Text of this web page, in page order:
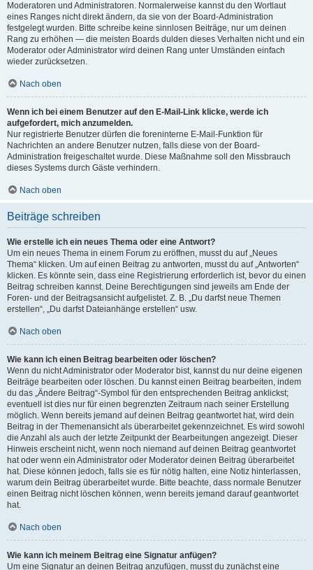
Moderatoren und Administratoren. Normalerweise kannst du den Wortlaut
eines Ranges nicht direkt ändern, da sie von der Board-Administration
festgelegt wurden. Bitte schreibe keine sinnlosen Beiträge, nur um deinen
Rang zu erhöhen — die meisten Boards dulden dieses Verhalten nicht und ein
Moderator oder Administrator wird deinen Rang unter Umständen einfach
wieder zurücksetzen.
Nach oben
Wenn ich bei einem Benutzer auf den E-Mail-Link klicke, werde ich
aufgefordert, mich anzumelden.
Nur registrierte Benutzer dürfen die foreninterne E-Mail-Funktion für
Nachrichten an andere Benutzer nutzen, falls diese von der Board-
Administration freigeschaltet wurde. Diese Maßnahme soll den Missbrauch
dieses Systems durch Gäste verhindern.
Nach oben
Beiträge schreiben
Wie erstelle ich ein neues Thema oder eine Antwort?
Um ein neues Thema in einem Forum zu eröffnen, musst du auf „Neues
Thema“ klicken. Um auf einen Beitrag zu antworten, musst du auf „Antworten“
klicken. Es könnte sein, dass eine Registrierung erforderlich ist, bevor du einen
Beitrag schreiben kannst. Deine Berechtigungen sind jeweils am Ende der
Foren- und der Beitragsansicht aufgelistet. Z. B. „Du darfst neue Themen
erstellen“, „Du darfst Dateianhänge erstellen“ usw.
Nach oben
Wie kann ich einen Beitrag bearbeiten oder löschen?
Wenn du nicht Administrator oder Moderator bist, kannst du nur deine eigenen
Beiträge bearbeiten oder löschen. Du kannst einen Beitrag bearbeiten, indem
du das „Ändere Beitrag“-Symbol für den entsprechenden Beitrag anklickst;
eventuell ist dies nur für einen begrenzten Zeitraum nach seiner Erstellung
möglich. Wenn bereits jemand auf deinen Beitrag geantwortet hat, wird dein
Beitrag in der Themenansicht als überarbeitet gekennzeichnet. Es wird sowohl
die Anzahl als auch der letzte Zeitpunkt der Bearbeitungen angezeigt. Dieser
Hinweis erscheint nicht, wenn noch niemand auf deinen Beitrag geantwortet
hat oder wenn ein Administrator oder Moderator deinen Beitrag überarbeitet
hat. Diese können jedoch, falls sie es für nötig halten, eine Notiz hinterlassen,
warum dein Beitrag überarbeitet wurde. Bitte beachte, dass normale Benutzer
einen Beitrag nicht löschen können, wenn bereits jemand darauf geantwortet
hat.
Nach oben
Wie kann ich meinem Beitrag eine Signatur anfügen?
Um eine Signatur an deinen Beitrag anzufügen, musst du zunächst eine